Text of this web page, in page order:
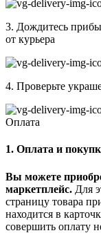
3. Дождитесь
от курьера
4. Проверьте
Оплата
1. Оплата и
Вы можете
маркетплейс. Для
страницу товара
находится в
совершить оплату